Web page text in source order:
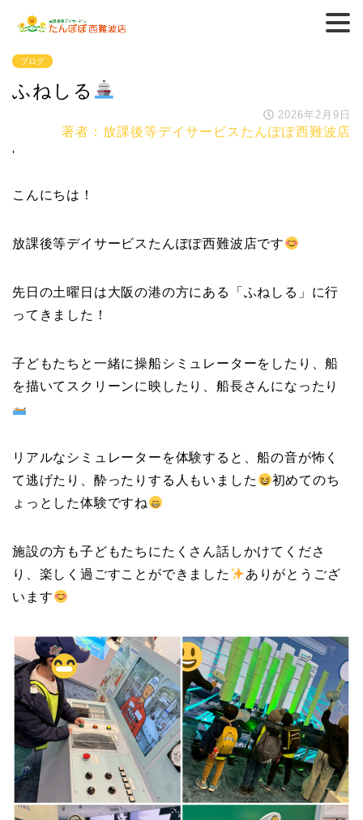
ブログ
ふねしる
2026年2月9日
著者：放課後等デイサービスたんぽぽ西難波店
'
こんにちは！
放課後等デイサービスたんぽぽ西難波店です
先日の土曜日は大阪の港の方にある「ふねしる」に行
ってきました！
子どもたちと一緒に操船シミュレーターをしたり、船
を描いてスクリーンに映したり、船長さんになったり
リアルなシミュレーターを体験すると、船の音が怖く
て逃げたり、酔ったりする人もいました
初めてのち
ょっとした体験ですね
施設の方も子どもたちにたくさん話しかけてくださ
り、楽しく過ごすことができました
ありがとうござ
います